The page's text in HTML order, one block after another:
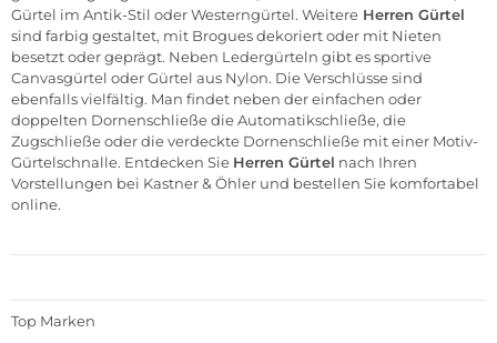
Gürtel im Antik-Stil oder Westerngürtel. Weitere Herren Gürtel
sind farbig gestaltet, mit Brogues dekoriert oder mit Nieten
besetzt oder geprägt. Neben Ledergürteln gibt es sportive
Canvasgürtel oder Gürtel aus Nylon. Die Verschlüsse sind
ebenfalls vielfältig. Man findet neben der einfachen oder
doppelten Dornenschließe die Automatikschließe, die
Zugschließe oder die verdeckte Dornenschließe mit einer Motiv-
Gürtelschnalle. Entdecken Sie Herren Gürtel nach Ihren
Vorstellungen bei Kastner & Öhler und bestellen Sie komfortabel
online.
Top Marken